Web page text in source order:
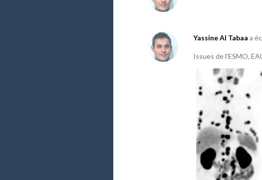
Yassine Al Tabaa a
Issues de l’ESMO,